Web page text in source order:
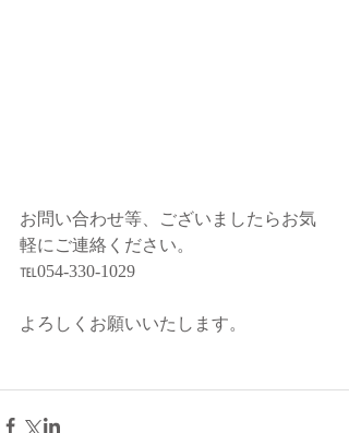
お問い合わせ等、ございましたらお気
軽にご連絡ください。
℡054-330-1029
よろしくお願いいたします。